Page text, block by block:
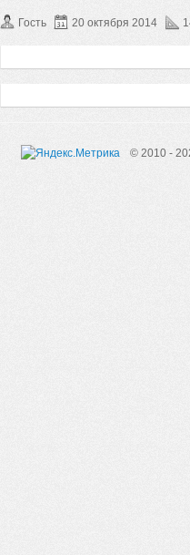
Гость 20 октября 2014
© 2010 -